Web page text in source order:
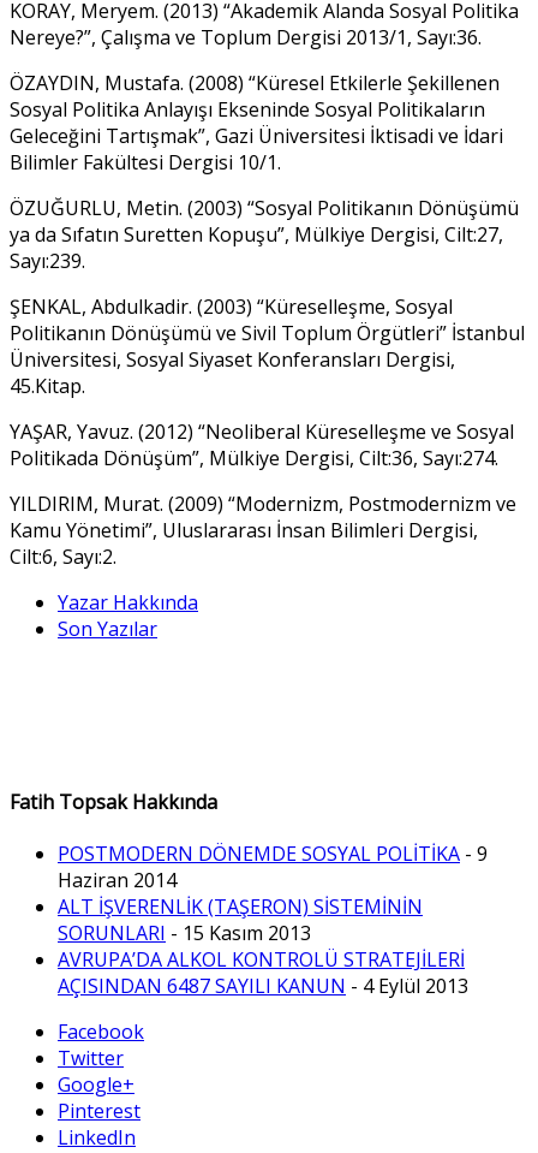
KORAY, Meryem. (2013) “Akademik Alanda Sosyal Politika
Nereye?”, Çalışma ve Toplum Dergisi 2013/1, Sayı:36.
ÖZAYDIN, Mustafa. (2008) “Küresel Etkilerle Şekillenen
Sosyal Politika Anlayışı Ekseninde Sosyal Politikaların
Geleceğini Tartışmak”, Gazi Üniversitesi İktisadi ve İdari
Bilimler Fakültesi Dergisi 10/1.
ÖZUĞURLU, Metin. (2003) “Sosyal Politikanın Dönüşümü
ya da Sıfatın Suretten Kopuşu”, Mülkiye Dergisi, Cilt:27,
Sayı:239.
ŞENKAL, Abdulkadir. (2003) “Küreselleşme, Sosyal
Politikanın Dönüşümü ve Sivil Toplum Örgütleri” İstanbul
Üniversitesi, Sosyal Siyaset Konferansları Dergisi,
45.Kitap.
YAŞAR, Yavuz. (2012) “Neoliberal Küreselleşme ve Sosyal
Politikada Dönüşüm”, Mülkiye Dergisi, Cilt:36, Sayı:274.
YILDIRIM, Murat. (2009) “Modernizm, Postmodernizm ve
Kamu Yönetimi”, Uluslararası İnsan Bilimleri Dergisi,
Cilt:6, Sayı:2.
Yazar Hakkında
Son Yazılar
Fatih Topsak Hakkında
POSTMODERN DÖNEMDE SOSYAL POLİTİKA - 9
Haziran 2014
ALT İŞVERENLİK (TAŞERON) SİSTEMİNİN
SORUNLARI - 15 Kasım 2013
AVRUPA’DA ALKOL KONTROLÜ STRATEJİLERİ
AÇISINDAN 6487 SAYILI KANUN - 4 Eylül 2013
Facebook
Twitter
Google+
Pinterest
LinkedIn